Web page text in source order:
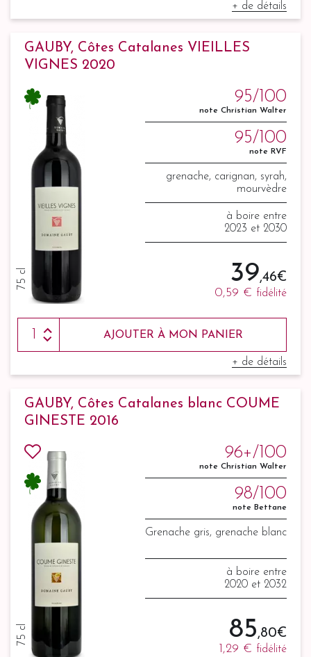
+ de détails
GAUBY, Côtes Catalanes VIEILLES
VIGNES 2020
75 cl
95/100
note Christian Walter
95/100
note RVF
grenache, carignan, syrah,
mourvèdre
à boire entre
2023 et 2030
39,46 €
0,59 € fidélité
AJOUTER À MON PANIER
+ de détails
GAUBY, Côtes Catalanes blanc COUME
GINESTE 2016
75 cl
96+/100
note Christian Walter
98/100
note Bettane
Grenache gris, grenache blanc
à boire entre
2020 et 2032
85,80 €
1,29 € fidélité